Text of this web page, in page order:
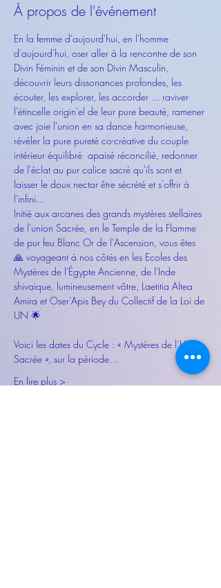
À propos de l'événement
En la femme d'aujourd'hui, en l'homme
d'aujourd'hui, oser aller à la rencontre de son
Divin Féminin et de son Divin Masculin,
découvrir leurs dissonances profondes, les
écouter, les explorer, les accorder ... raviver
l'étincelle origin'el de leur pure beauté, ramener
avec joie l'union en sa dance harmonieuse,
révéler la pure pureté co-créative du couple
intérieur équilibré  apaisé réconcilié, redonner
de l'éclat au pur calice sacré qu'ils sont et
laisser le doux nectar être sécrété et s'offrir à
l'infini...
Initié aux arcanes des grands mystères stellaires
de l'union Sacrée, en le Temple de la Flamme
de pur feu Blanc Or de l'Ascension, vous êtes
🙏 voyageant à nos côtés en les Ecoles des
Mystères de l'Égypte Ancienne, de l'Inde
shivaique, lumineusement vôtre, Laetitia Altea
Amira et Oser'Apis Bey du Collectif de la Loi de
UN 🌟
Voici les dates du Cycle : « Mystères de l’Union
Sacrée », sur la période…
En lire plus >